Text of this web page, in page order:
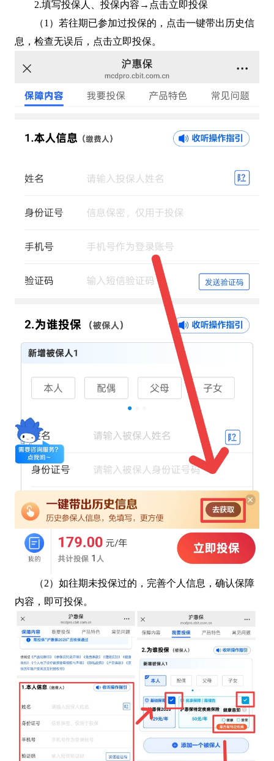
2.填写投保人、投保内容→点击立即投保
（1）若往期已参加过投保的，点击一键带出历史信
息，检查无误后，点击立即投保。
（2）如往期未投保过的，完善个人信息，确认保障
内容，即可投保。